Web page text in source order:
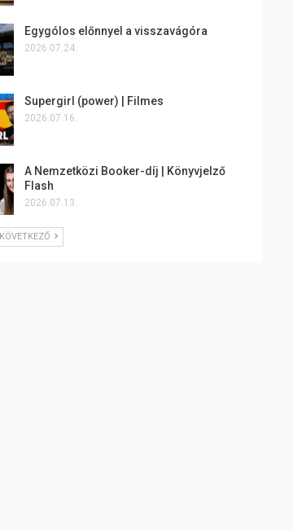
Egygólos előnnyel a visszavágóra
2026.07.24.
Supergirl (power) | Filmes
2026.07.16.
A Nemzetközi Booker-díj | Könyvjelző
Flash
2026.07.13.
KÖVETKEZŐ